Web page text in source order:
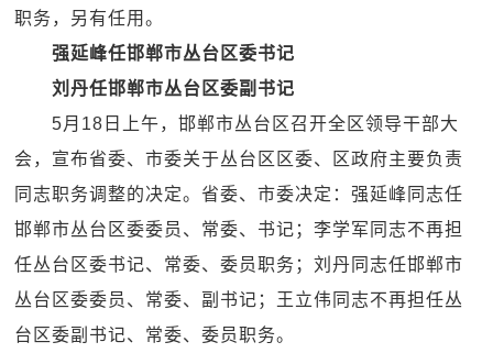
职务，另有任用。
强延峰任邯郸市丛台区委书记
刘丹任邯郸市丛台区委副书记
5月18日上午，邯郸市丛台区召开全区领导干部大
会，宣布省委、市委关于丛台区区委、区政府主要负责
同志职务调整的决定。省委、市委决定：强延峰同志任
邯郸市丛台区委委员、常委、书记；李学军同志不再担
任丛台区委书记、常委、委员职务；刘丹同志任邯郸市
丛台区委委员、常委、副书记；王立伟同志不再担任丛
台区委副书记、常委、委员职务。